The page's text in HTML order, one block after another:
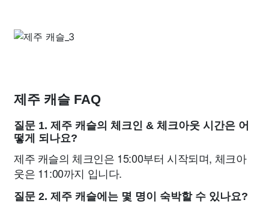
제주 캐슬 FAQ
질문 1. 제주 캐슬의 체크인 & 체크아웃 시간은 어
떻게 되나요?
제주 캐슬의 체크인은 15:00부터 시작되며, 체크아
웃은 11:00까지 입니다.
질문 2. 제주 캐슬에는 몇 명이 숙박할 수 있나요?